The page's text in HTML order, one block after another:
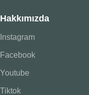
Hakkımızda
Instagram
Facebook
Youtube
Tiktok